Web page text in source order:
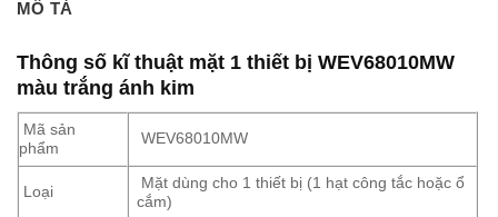
MÔ TẢ
Thông số kĩ thuật mặt 1 thiết bị WEV68010MW
màu trắng ánh kim
Mã sản
phẩm
WEV68010MW
Loại
Mặt dùng cho 1 thiết bị (1 hạt công tắc hoặc ổ
cắm)